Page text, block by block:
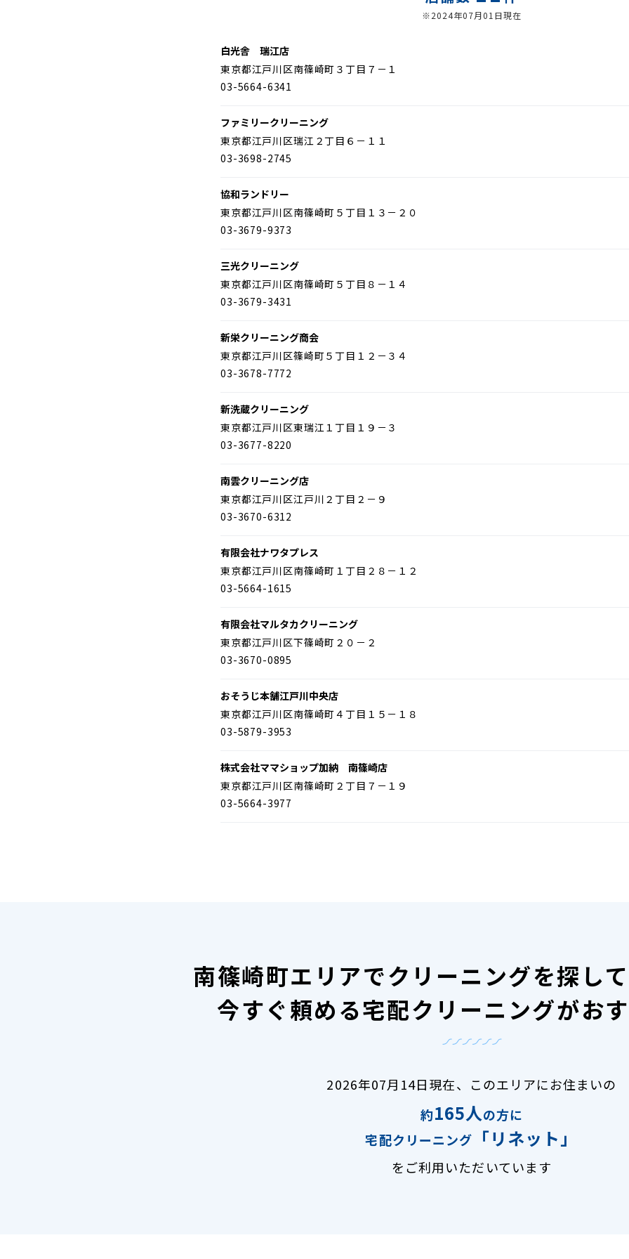
※2024年07月01日現在
白光舎 瑞江店
東京都江戸川区南篠崎町３丁目７－１
03-5664-6341
ファミリークリーニング
東京都江戸川区瑞江２丁目６－１１
03-3698-2745
協和ランドリー
東京都江戸川区南篠崎町５丁目１３－２０
03-3679-9373
三光クリーニング
東京都江戸川区南篠崎町５丁目８－１４
03-3679-3431
新栄クリーニング商会
東京都江戸川区篠崎町５丁目１２－３４
03-3678-7772
新洗蔵クリーニング
東京都江戸川区東瑞江１丁目１９－３
03-3677-8220
南雲クリーニング店
東京都江戸川区江戸川２丁目２－９
03-3670-6312
有限会社ナワタプレス
東京都江戸川区南篠崎町１丁目２８－１２
03-5664-1615
有限会社マルタカクリーニング
東京都江戸川区下篠崎町２０－２
03-3670-0895
おそうじ本舗江戸川中央店
東京都江戸川区南篠崎町４丁目１５－１８
03-5879-3953
株式会社ママショップ加納 南篠崎店
東京都江戸川区南篠崎町２丁目７－１９
03-5664-3977
南篠崎町エリアでクリーニングを探し
今すぐ頼める宅配クリーニングがお
2026年07月14日現在、
このエリアにお住まいの
約165人の方に
宅配クリーニング
「リネット」
をご利用いただいています